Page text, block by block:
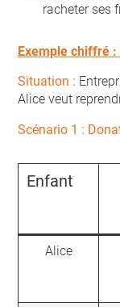
racheter ses
Exemple chiffré :
Situation :
Alice veut
Scénario 1 :
Enfant
Alice